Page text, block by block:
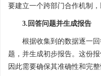
要建立一个跨部门合作机制
3.回答问题并生成报告
根据收集到的数据逐一
题，并生成初步报告。这份
因此需要确保其准确性和完整